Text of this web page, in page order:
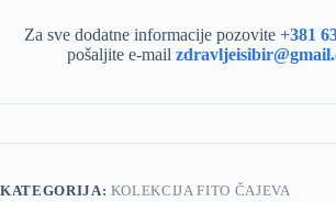
Za sve dodatne informacije pozovite+381
pošaljite e-mail
KATEGORIJA: KOLEKCIJA FITO ČAJEVA